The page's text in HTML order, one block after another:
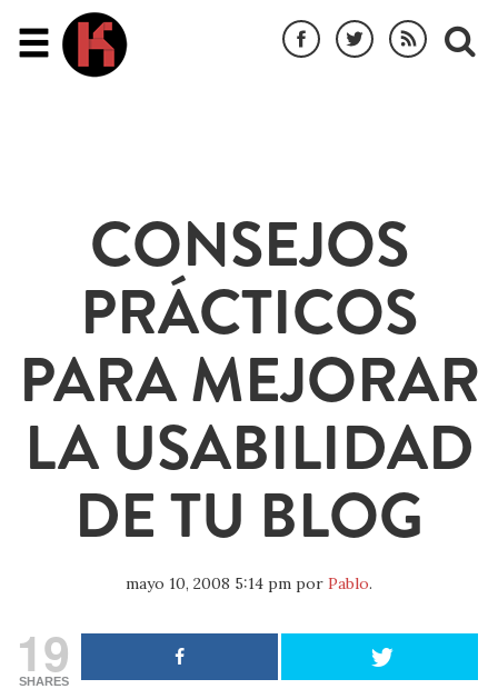
CONSEJOS
PRÁCTICOS
PARA MEJORAR
LA USABILIDAD
DE TU BLOG
mayo 10, 2008 5:14 pm por Pablo.
19
SHARES